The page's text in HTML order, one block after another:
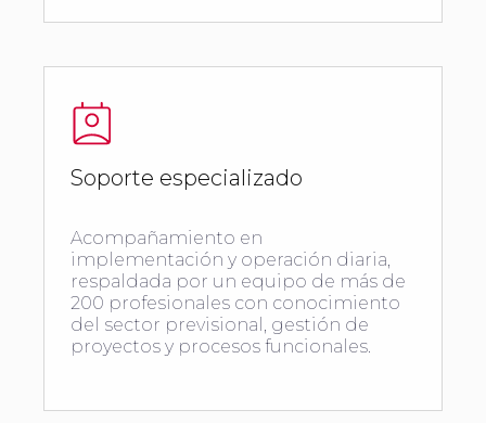
Soporte especializado
Acompañamiento en
implementación y operación diaria,
respaldada por un equipo de más de
200 profesionales con conocimiento
del sector previsional, gestión de
proyectos y procesos funcionales.